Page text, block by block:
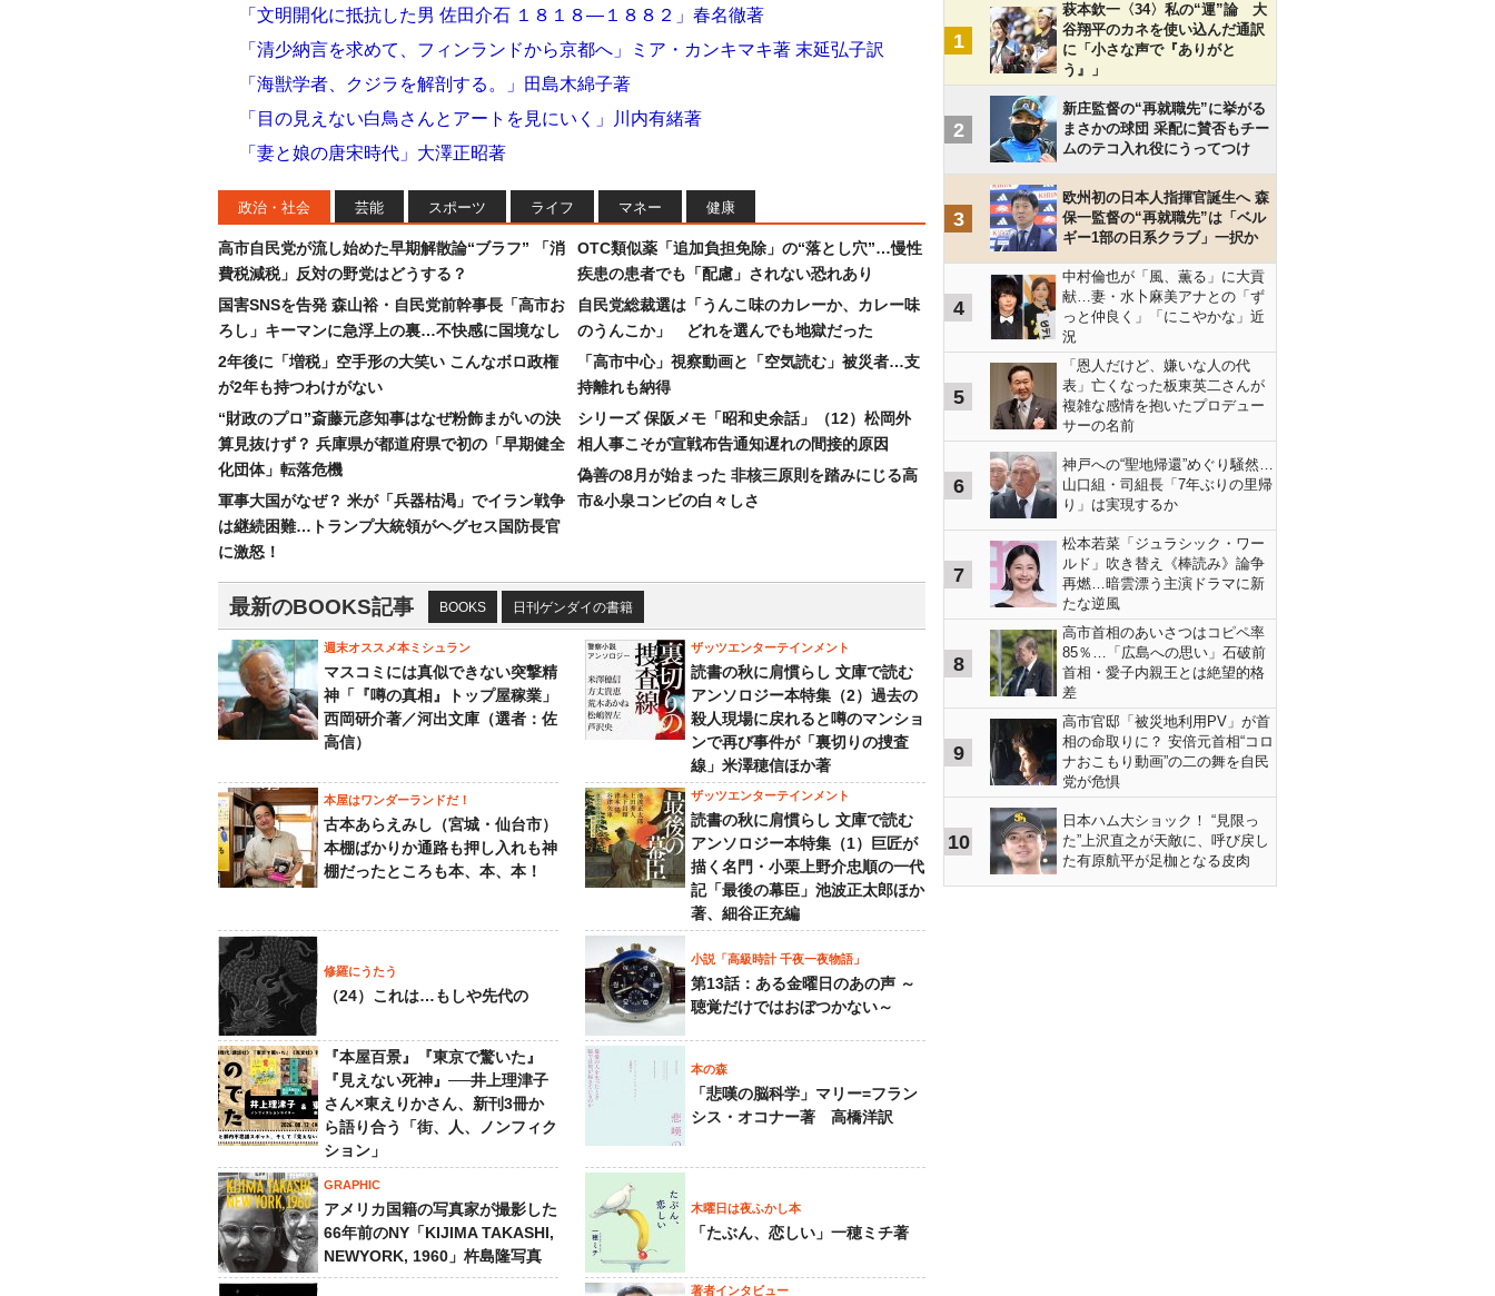
「文明開化に抵抗した男 佐田介石 １８１８―１８８２」春名徹著
「清少納言を求めて、フィンランドから京都へ」ミア・カンキマキ著 末延弘子訳
「海獣学者、クジラを解剖する。」田島木綿子著
「目の見えない白鳥さんとアートを見にいく」川内有緒著
「妻と娘の唐宋時代」大澤正昭著
政治・社会 芸能 スポーツ ライフ マネー 健康
高市自民党が流し始めた早期解散論“ブラフ” 「消
費税減税」反対の野党はどうする？
国害SNSを告発 森山裕・自民党前幹事長「高市お
ろし」キーマンに急浮上の裏…不快感に国境なし
2年後に「増税」空手形の大笑い こんなボロ政権
が2年も持つわけがない
“財政のプロ”斎藤元彦知事はなぜ粉飾まがいの決
算見抜けず？ 兵庫県が都道府県で初の「早期健全
化団体」転落危機
軍事大国がなぜ？ 米が「兵器枯渇」でイラン戦争
は継続困難…トランプ大統領がヘグセス国防長官
に激怒！
OTC類似薬「追加負担免除」の“落とし穴”…慢性
疾患の患者でも「配慮」されない恐れあり
自民党総裁選は「うんこ味のカレーか、カレー味
のうんこか」 どれを選んでも地獄だった
「高市中心」視察動画と「空気読む」被災者…支
持離れも納得
シリーズ 保阪メモ「昭和史余話」（12）松岡外
相人事こそが宣戦布告通知遅れの間接的原因
偽善の8月が始まった 非核三原則を踏みにじる高
市&小泉コンビの白々しさ
最新のBOOKS記事 BOOKS 日刊ゲンダイの書籍
週末オススメ本ミシュラン
マスコミには真似できない突撃精
神「『噂の真相』トップ屋稼業」
西岡研介著／河出文庫（選者：佐
高信）
ザッツエンターテインメント
読書の秋に肩慣らし 文庫で読む
アンソロジー本特集（2）過去の
殺人現場に戻れると噂のマンショ
ンで再び事件が「裏切りの捜査
線」米澤穂信ほか著
本屋はワンダーランドだ！
古本あらえみし（宮城・仙台市）
本棚ばかりか通路も押し入れも神
棚だったところも本、本、本！
ザッツエンターテインメント
読書の秋に肩慣らし 文庫で読む
アンソロジー本特集（1）巨匠が
描く名門・小栗上野介忠順の一代
記「最後の幕臣」池波正太郎ほか
著、細谷正充編
修羅にうたう
（24）これは…もしや先代の
小説「高級時計 千夜一夜物語」
第13話：ある金曜日のあの声 ～
聴覚だけではおぼつかない～
『本屋百景』『東京で驚いた』
『見えない死神』──井上理津子
さん×東えりかさん、新刊3冊か
ら語り合う「街、人、ノンフィク
ション」
本の森
「悲嘆の脳科学」マリー=フラン
シス・オコナー著 高橋洋訳
GRAPHIC
アメリカ国籍の写真家が撮影した
66年前のNY「KIJIMA TAKASHI,
NEWYORK, 1960」杵島隆写真
木曜日は夜ふかし本
「たぶん、恋しい」一穂ミチ著
著者インタビュー
1
萩本欽一〈34〉私の“運”論 大
谷翔平のカネを使い込んだ通訳
に「小さな声で『ありがと
う』」
2
新庄監督の“再就職先”に挙がる
まさかの球団 采配に賛否もチー
ムのテコ入れ役にうってつけ
3
欧州初の日本人指揮官誕生へ 森
保一監督の“再就職先”は「ベル
ギー1部の日系クラブ」一択か
4
中村倫也が「風、薫る」に大貢
献…妻・水卜麻美アナとの「ず
っと仲良く」「にこやかな」近
況
5
「恩人だけど、嫌いな人の代
表」亡くなった板東英二さんが
複雑な感情を抱いたプロデュー
サーの名前
6
神戸への“聖地帰還”めぐり騒然…
山口組・司組長「7年ぶりの里帰
り」は実現するか
7
松本若菜「ジュラシック・ワー
ルド」吹き替え《棒読み》論争
再燃…暗雲漂う主演ドラマに新
たな逆風
8
高市首相のあいさつはコピペ率
85％…「広島への思い」石破前
首相・愛子内親王とは絶望的格
差
9
高市官邸「被災地利用PV」が首
相の命取りに？ 安倍元首相“コロ
ナおこもり動画”の二の舞を自民
党が危惧
10
日本ハム大ショック！ “見限っ
た”上沢直之が天敵に、呼び戻し
た有原航平が足枷となる皮肉